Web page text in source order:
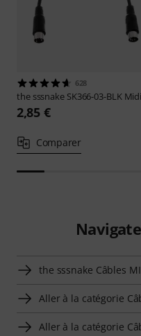
628
the sssnake SK366-03-BLK Midi
2,85 €
Comparer
the sssnake Câbles
Aller à la catégorie
Aller à la catégorie